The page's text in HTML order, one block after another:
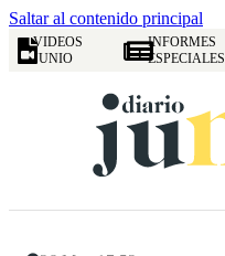
Saltar al contenido principal
VIDEOS
JUNIO
INFORMES
ESPECIALES